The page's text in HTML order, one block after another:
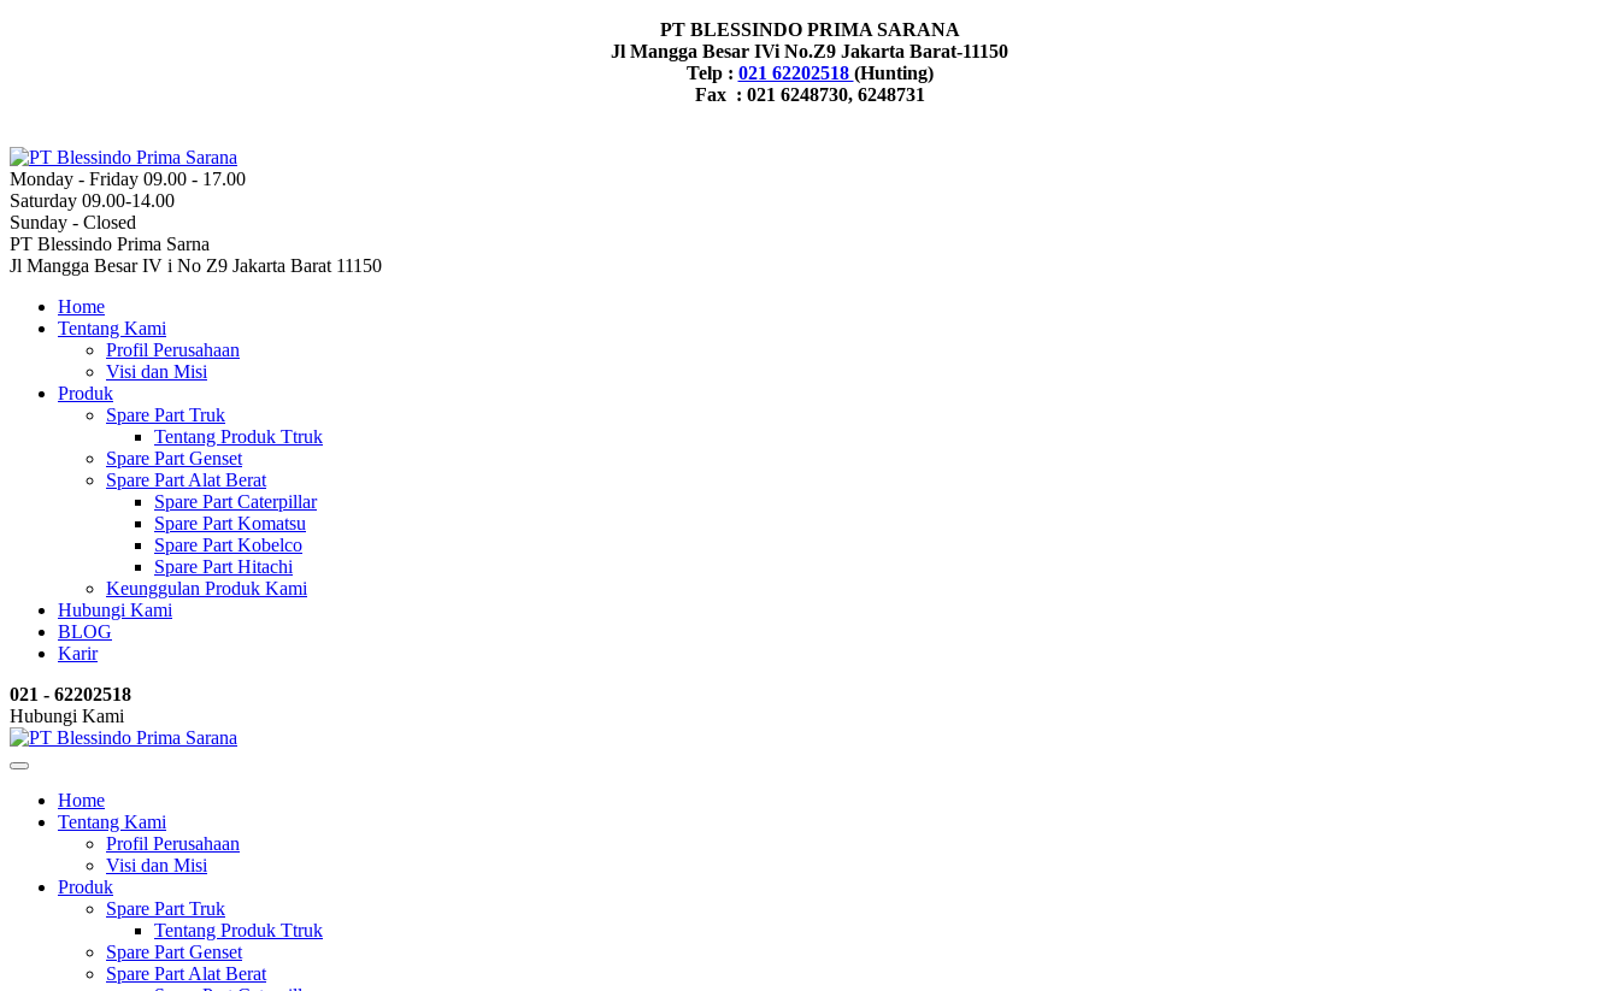
PT BLESSINDO PRIMA SARANA
Jl Mangga Besar IVi No.Z9 Jakarta Barat-11150
Telp : 021 62202518 (Hunting)
Fax : 021 6248730, 6248731
Monday - Friday 09.00 - 17.00
Saturday 09.00-14.00
Sunday - Closed
PT Blessindo Prima Sarna
Jl Mangga Besar IV i No Z9 Jakarta Barat 11150
Home
Tentang Kami
Profil Perusahaan
Visi dan Misi
Produk
Spare Part Truk
Tentang Produk Ttruk
Spare Part Genset
Spare Part Alat Berat
Spare Part Caterpillar
Spare Part Komatsu
Spare Part Kobelco
Spare Part Hitachi
Keunggulan Produk Kami
Hubungi Kami
BLOG
Karir
021 - 62202518
Hubungi Kami
Home
Tentang Kami
Profil Perusahaan
Visi dan Misi
Produk
Spare Part Truk
Tentang Produk Ttruk
Spare Part Genset
Spare Part Alat Berat